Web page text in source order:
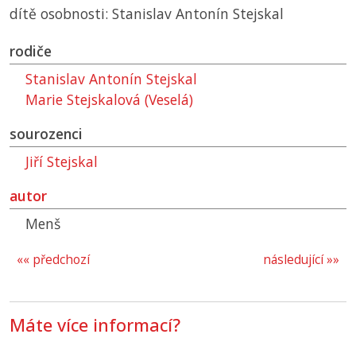
dítě osobnosti: Stanislav Antonín Stejskal
rodiče
Stanislav Antonín Stejskal
Marie Stejskalová (Veselá)
sourozenci
Jiří Stejskal
autor
Menš
následující »»
«« předchozí
Máte více informací?